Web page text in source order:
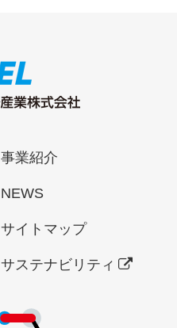
事業紹介
NEWS
サイトマップ
サステナビリティ